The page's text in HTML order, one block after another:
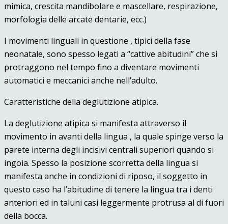
mimica, crescita mandibolare e mascellare, respirazione,
morfologia delle arcate dentarie, ecc.)
I movimenti linguali in questione , tipici della fase
neonatale, sono spesso legati a “cattive abitudini” che si
protraggono nel tempo fino a diventare movimenti
automatici e meccanici anche nell’adulto.
Caratteristiche della deglutizione atipica.
La deglutizione atipica si manifesta attraverso il
movimento in avanti della lingua , la quale spinge verso la
parete interna degli incisivi centrali superiori quando si
ingoia. Spesso la posizione scorretta della lingua si
manifesta anche in condizioni di riposo, il soggetto in
questo caso ha l’abitudine di tenere la lingua tra i denti
anteriori ed in taluni casi leggermente protrusa al di fuori
della bocca.